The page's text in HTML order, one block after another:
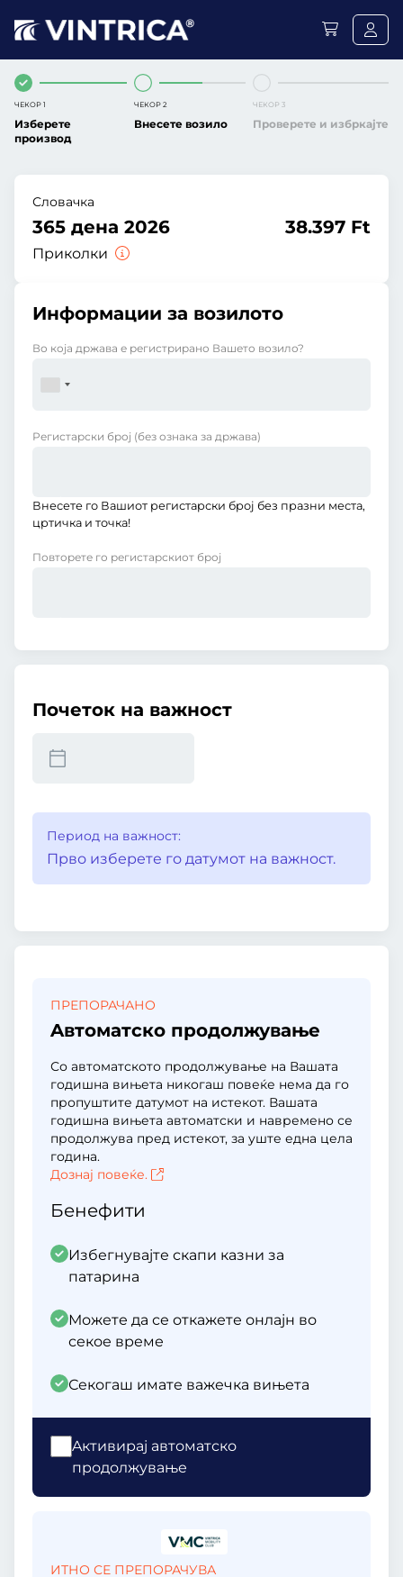
ЧЕКОР 1
Изберете
производ
ЧЕКОР 2
Внесете возило
ЧЕКОР 3
Проверете и избркајте
Словачка
365 дена 2026
Приколки
38.397 Ft
Информации за возилото
Во која држава е регистрирано Вашето возило?
Регистарски број (без ознака за држава)
Внесете го Вашиот регистарски број без празни места,
цртичка и точка!
Повторете го регистарскиот број
Почеток на важност
Период на важност:
Прво изберете го датумот на важност.
ПРЕПОРАЧАНО
Aвтоматско продолжување
Со автоматското продолжување на Вашата
годишна вињета никогаш повеќе нема да го
пропуштите датумот на истекот. Вашата
годишна вињета автоматски и навремено се
продолжува пред истекот, за уште една цела
година.
Дознај повеќе.
Бенефити
Избегнувајте скапи казни за
патарина
Можете да се откажете онлајн во
секое време
Секогаш имате важечка вињета
Aктивирај автоматско
продолжување
ИТНО СЕ ПРЕПОРАЧУВА